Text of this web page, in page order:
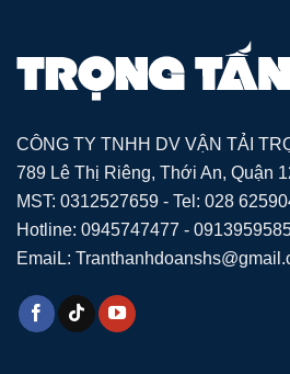
CÔNG TY TNHH DV VẬN TẢI
789 Lê Thị Riêng, Thới An, Quận
MST: 0312527659 - Tel: 028
Hotline: 0945747477 -
EmaiL: